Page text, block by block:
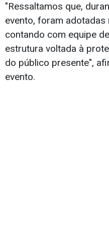
"Ressaltamos que,
evento, foram adotadas
contando com equipe
estrutura voltada à
do público presente",
evento.